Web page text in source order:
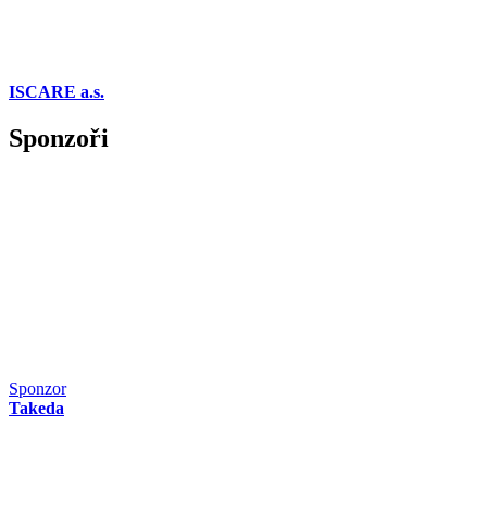
ISCARE a.s.
Sponzoři
Sponzor
Takeda